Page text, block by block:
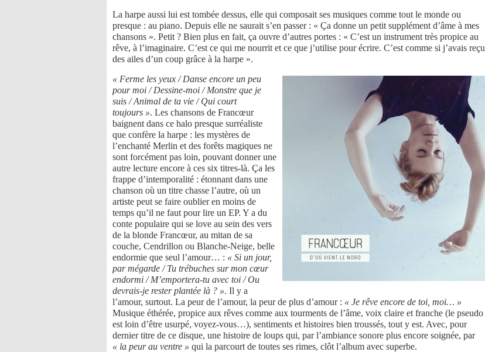
La harpe aussi lui est tombée dessus, elle qui composait ses musiques comme tout le monde ou
presque : au piano. Depuis elle ne saurait s’en passer : « Ça donne un petit supplément d’âme à mes
chansons ». Petit ? Bien plus en fait, ça ouvre d’autres portes : « C’est un instrument très propice au
rêve, à l’imaginaire. C’est ce qui me nourrit et ce que j’utilise pour écrire. C’est comme si j’avais reçu
des ailes d’un coup grâce à la harpe ».
« Ferme les yeux / Danse encore un peu
pour moi / Dessine-moi / Monstre que je
suis / Animal de ta vie / Qui court
toujours ». Les chansons de Francœur
baignent dans ce halo presque surréaliste
que confère la harpe : les mystères de
l’enchanté Merlin et des forêts magiques ne
sont forcément pas loin, pouvant donner une
autre lecture encore à ces six titres-là. Ça les
frappe d’intemporalité : étonnant dans une
chanson où un titre chasse l’autre, où un
artiste peut se faire oublier en moins de
temps qu’il ne faut pour lire un EP. Y a du
conte populaire qui se love au sein des vers
de la blonde Francœur, au mitan de sa
couche, Cendrillon ou Blanche-Neige, belle
endormie que seul l’amour… : « Si un jour,
par mégarde / Tu trébuches sur mon cœur
endormi / M’emportera-tu avec toi / Ou
devrais-je rester plantée là ? ». Il y a
l’amour, surtout. La peur de l’amour, la peur de plus d’amour : « Je rêve encore de toi, moi… »
Musique éthérée, propice aux rêves comme aux tourments de l’âme, voix claire et franche (le pseudo
est loin d’être usurpé, voyez-vous…), sentiments et histoires bien troussés, tout y est. Avec, pour
dernier titre de ce disque, une histoire de loups qui, par l’ambiance sonore plus encore soignée, par
« la peur au ventre » qui la parcourt de toutes ses rimes, clôt l’album avec superbe.